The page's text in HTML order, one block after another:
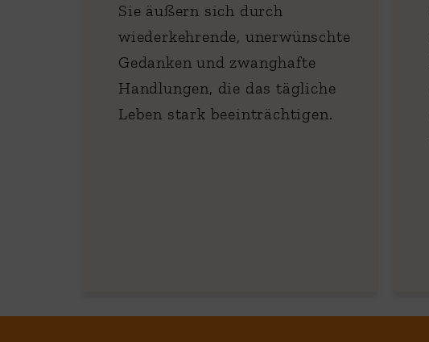
Sie äußern sich durch
wiederkehrende, unerwünschte
Gedanken und zwanghafte
Handlungen, die das tägliche
Leben stark beeinträchtigen.